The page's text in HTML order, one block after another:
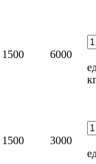
1500
6000
1500
3000